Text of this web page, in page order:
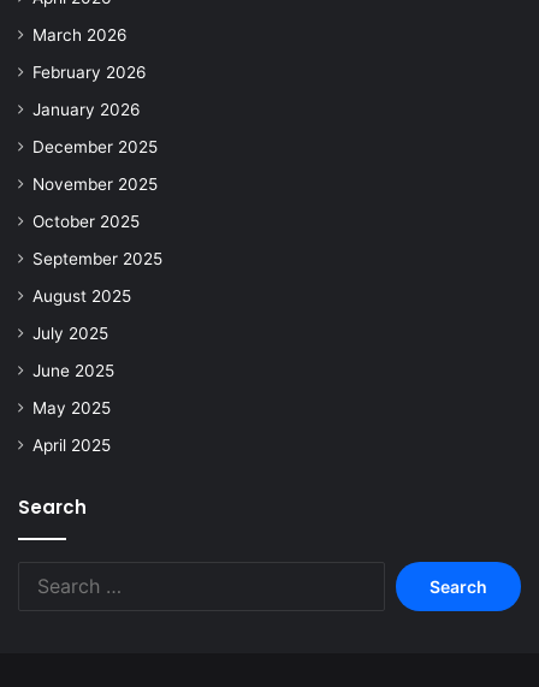
March 2026
February 2026
January 2026
December 2025
November 2025
October 2025
September 2025
August 2025
July 2025
June 2025
May 2025
April 2025
Search